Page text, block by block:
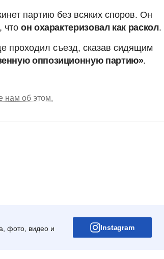
партию без всяких споров. Он
что он охарактеризовал как раскол.
проходил съезд, сказав сидящим
оппозиционную партию».
нам об этом.
фото, видео и
Instagram